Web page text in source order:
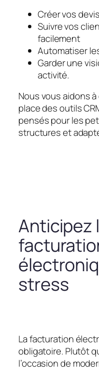
Créer vos
Suivre vos
facilement
Automatiser
Garder une
activité.
Nous vous aidons
place des outils
pensés pour les
structures et
Anticipez
stress
La facturation
obligatoire. Plutôt
l’occasion de